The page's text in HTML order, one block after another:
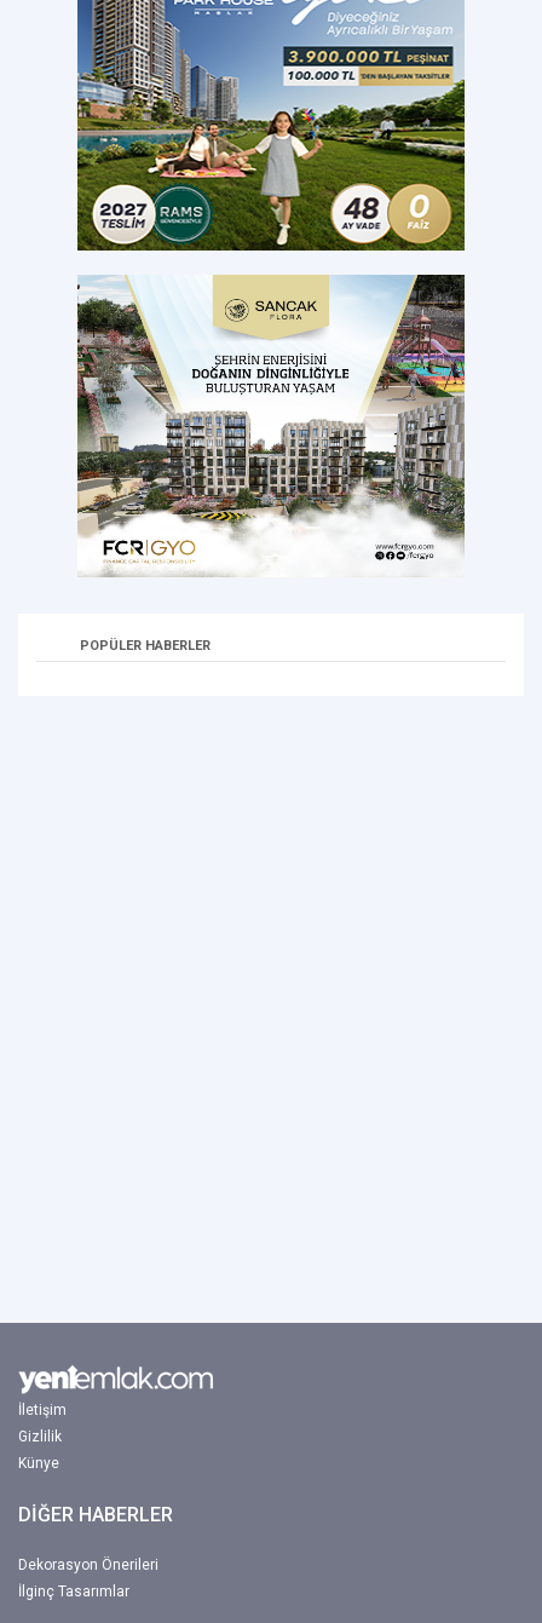
POPÜLER HABERLER
İletişim
Gizlilik
Künye
DİĞER HABERLER
Dekorasyon Önerileri
İlginç Tasarımlar